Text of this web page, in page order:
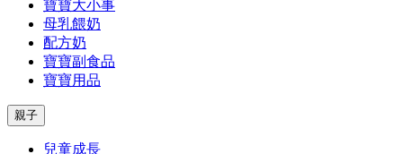
寶寶大小事
母乳餵奶
配方奶
寶寶副食品
寶寶用品
親子
兒童成長